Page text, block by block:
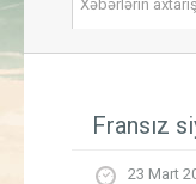
Fransız
23 Mart